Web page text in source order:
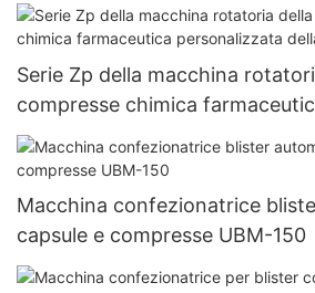
Serie Zp della macchina
compresse chimica
della pressa per pillole
Macchina confezionatrice
capsule e compresse UBM-150